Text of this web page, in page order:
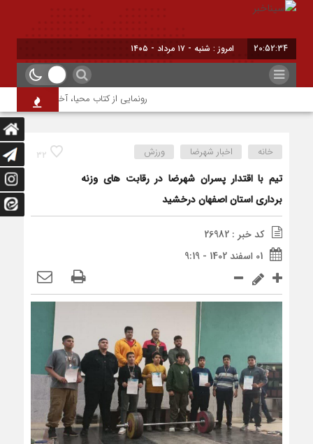
20:52:34 امروز : شنبه - ۱۷ مرداد - ۱۴۰۵
رونمایی از کتاب محیا، آخرین اثر
32 خانه اخبار شهرضا ورزش
تیم با اقتدار پسران شهرضا در رقابت های وزنه
برداری استان اصفهان درخشید
کد خبر : 26982
01 اسفند 1402 - 9:19